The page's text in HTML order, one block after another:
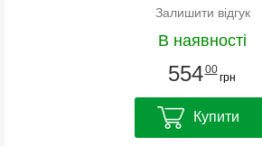
Залишити відгук
В наявності
55400
грн
Купити